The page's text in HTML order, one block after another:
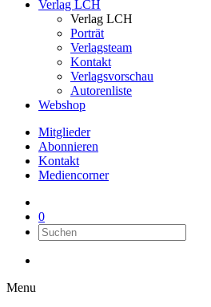
Verlag LCH
Verlag LCH
Porträt
Verlagsteam
Kontakt
Verlagsvorschau
Autorenliste
Webshop
Mitglieder
Abonnieren
Kontakt
Mediencorner
0
Menu